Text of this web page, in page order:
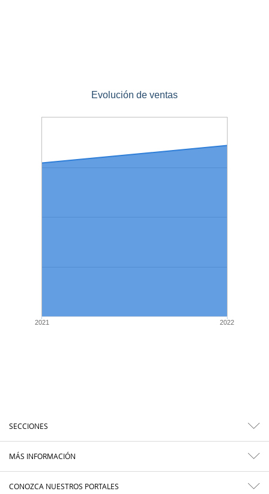
Evolución de ventas
2021 2022
SECCIONES
MÁS INFORMACIÓN
CONOZCA NUESTROS PORTALES